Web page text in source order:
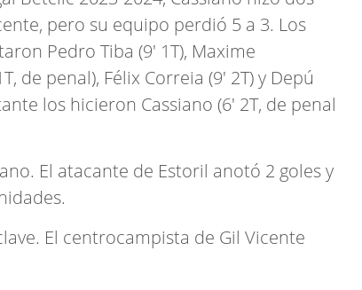
pero su equipo perdió 5 a 3. Los
Pedro Tiba (9' 1T), Maxime
de penal), Félix Correia (9' 2T) y Depú
los hicieron Cassiano (6' 2T, de penal
El atacante de Estoril anotó 2 goles y
El centrocampista de Gil Vicente